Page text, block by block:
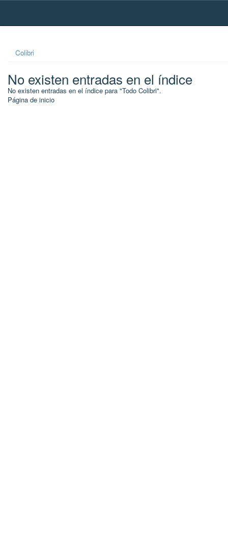
Skip
Colibri
No existen entradas en el índice
No existen entradas en el índice para "Todo Colibri".
Página de inicio